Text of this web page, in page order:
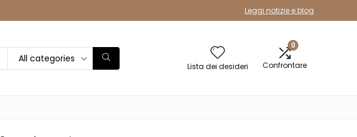
Leggi notizie e blog
All categories
Lista dei desideri
0
Confrontare